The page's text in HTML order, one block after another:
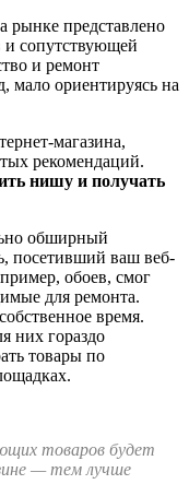
рынке представлено
и сопутствующей
и ремонт
мало ориентируясь на
магазина,
рекомендаций.
нишу и получать
обширный
посетивший ваш веб-
обоев, смог
для ремонта.
время.
них гораздо
товары по
товаров будет
— тем лучше